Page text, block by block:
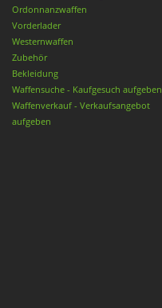
Ordonnanzwaffen
Vorderlader
Westernwaffen
Zubehör
Bekleidung
Waffensuche - Kaufgesuch aufgeben
Waffenverkauf - Verkaufsangebot
aufgeben